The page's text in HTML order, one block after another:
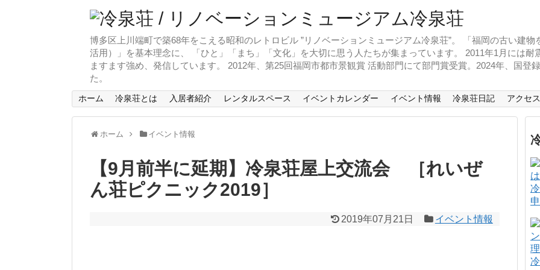
博多区上川端町で築68年をこえる昭和のレトロビル ”リノベーションミュージアム冷泉荘”。 「福岡の古い建
活用）」を基本理念に、 「ひと」「まち」「文化」を大切に思う人たちが集まっています。 2011年1月には
ますます強め、発信しています。 2012年、第25回福岡市都市景観賞 活動部門にて部門賞受賞。2024年、国登
た。
ホーム 冷泉荘とは 入居者紹介 レンタルスペース イベントカレンダー イベント情報 冷泉荘日記 アクセス
ホーム イベント情報
【9月前半に延期】冷泉荘屋上交流会 ［れいぜ
ん荘ピクニック2019］
2019年07月21日 イベント情報